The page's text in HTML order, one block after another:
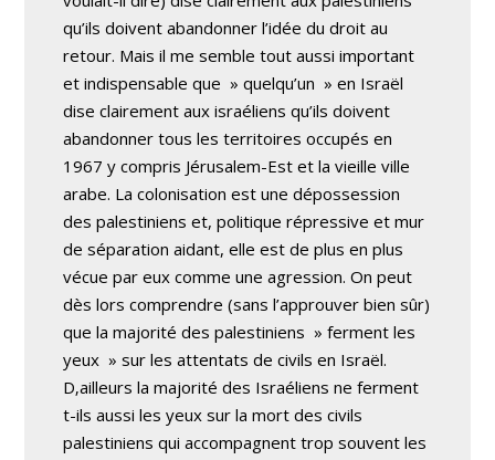
qu’ils doivent abandonner l’idée du droit au
retour. Mais il me semble tout aussi important
et indispensable que » quelqu’un » en Israël
dise clairement aux israéliens qu’ils doivent
abandonner tous les territoires occupés en
1967 y compris Jérusalem-Est et la vieille ville
arabe. La colonisation est une dépossession
des palestiniens et, politique répressive et mur
de séparation aidant, elle est de plus en plus
vécue par eux comme une agression. On peut
dès lors comprendre (sans l’approuver bien sûr)
que la majorité des palestiniens » ferment les
yeux » sur les attentats de civils en Israël.
D‚ailleurs la majorité des Israéliens ne ferment
t-ils aussi les yeux sur la mort des civils
palestiniens qui accompagnent trop souvent les